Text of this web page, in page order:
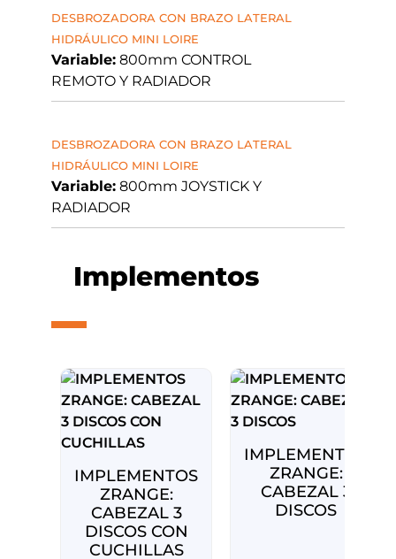
DESBROZADORA CON BRAZO LATERAL
HIDRÁULICO MINI LOIRE
Variable: 800mm CONTROL
REMOTO Y RADIADOR
DESBROZADORA CON BRAZO LATERAL
HIDRÁULICO MINI LOIRE
Variable: 800mm JOYSTICK Y
RADIADOR
Implementos
IMPLEMENTOS
ZRANGE:
CABEZAL 3
DISCOS CON
CUCHILLAS
IMPLEMENTOS
ZRANGE:
CABEZAL 3
DISCOS